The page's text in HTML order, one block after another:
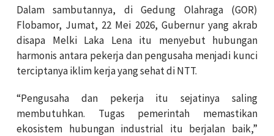
Dalam sambutannya, di Gedung Olahraga (GOR)
Flobamor, Jumat, 22 Mei 2026, Gubernur yang akrab
disapa Melki Laka Lena itu menyebut hubungan
harmonis antara pekerja dan pengusaha menjadi kunci
terciptanya iklim kerja yang sehat di NTT.
“Pengusaha dan pekerja itu sejatinya saling
membutuhkan. Tugas pemerintah memastikan
ekosistem hubungan industrial itu berjalan baik,”